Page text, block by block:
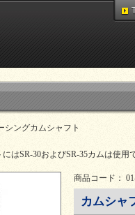
ングカムシャフト
はSR-30およびSR-35カムは使用
商品コード：
カムシャ